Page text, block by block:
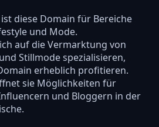
diese Domain für Bereiche
und Mode.
auf die Vermarktung von
Stillmode spezialisieren,
erheblich profitieren.
sie Möglichkeiten für
und Bloggern in der